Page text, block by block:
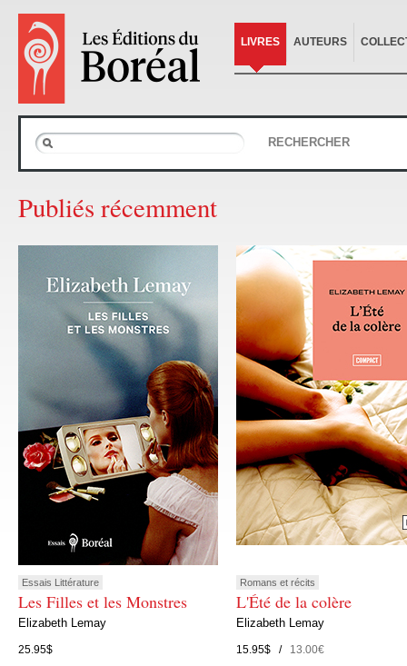
LIVRES AUTEURS
RECHERCHER
Publiés récemment
Essais Littérature
Les Filles et les Monstres
Elizabeth Lemay
25.95$
Romans et récits
L'Été de la colère
Elizabeth Lemay
15.95$ /13.00€